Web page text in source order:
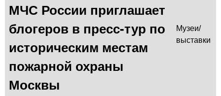
МЧС России приглашает
блогеров в пресс-тур по
историческим местам
пожарной охраны
Москвы
Музеи/
выставки